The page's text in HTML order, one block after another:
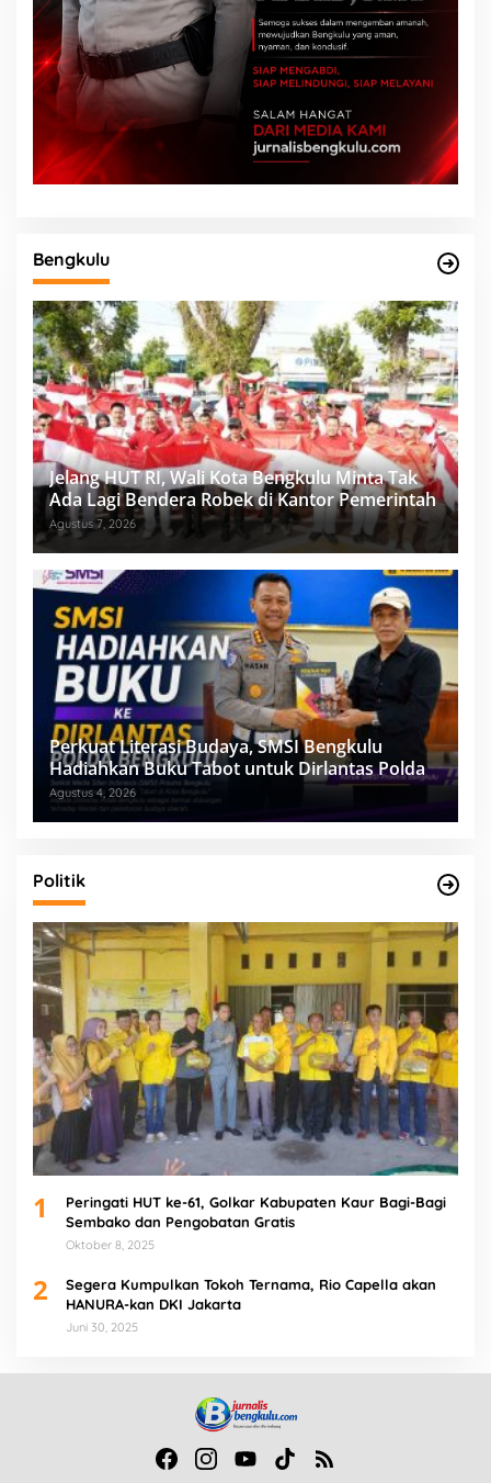
Bengkulu
Jelang HUT RI, Wali Kota Bengkulu Minta Tak
Ada Lagi Bendera Robek di Kantor Pemerintah
Agustus 7, 2026
Perkuat Literasi Budaya, SMSI Bengkulu
Hadiahkan Buku Tabot untuk Dirlantas Polda
Agustus 4, 2026
Politik
1
Peringati HUT ke-61, Golkar Kabupaten Kaur Bagi-Bagi
Sembako dan Pengobatan Gratis
Oktober 8, 2025
2
Segera Kumpulkan Tokoh Ternama, Rio Capella akan
HANURA-kan DKI Jakarta
Juni 30, 2025